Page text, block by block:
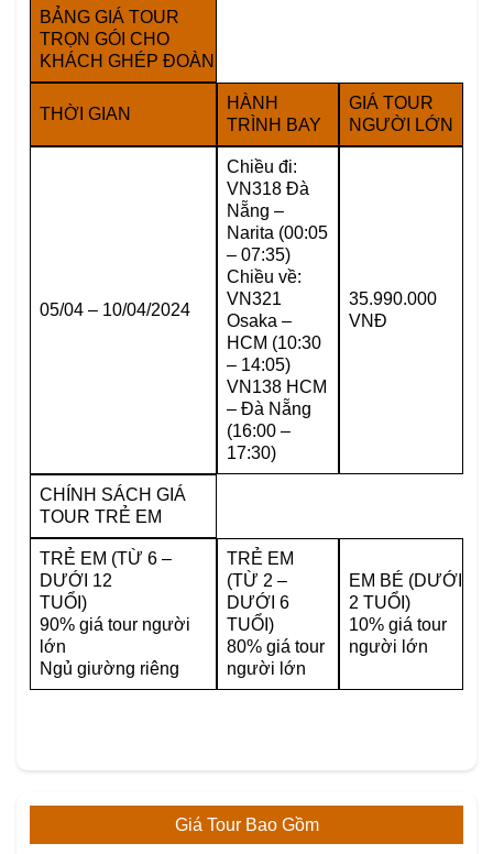
BẢNG GIÁ TOUR
TRỌN GÓI CHO
KHÁCH GHÉP ĐOÀN
THỜI GIAN
HÀNH
TRÌNH BAY
GIÁ TOUR
NGƯỜI LỚN
05/04 – 10/04/2024
Chiều đi:
VN318 Đà
Nẵng –
Narita (00:05
– 07:35)
Chiều về:
VN321
Osaka –
HCM (10:30
– 14:05)
VN138 HCM
– Đà Nẵng
(16:00 –
17:30)
35.990.000
VNĐ
CHÍNH SÁCH GIÁ
TOUR TRẺ EM
TRẺ EM (TỪ 6 –
DƯỚI 12
TUỔI)
90% giá tour người
lớn
Ngủ giường riêng
TRẺ EM
(TỪ 2 –
DƯỚI 6
TUỔI)
80% giá tour
người lớn
EM BÉ (DƯỚI
2 TUỔI)
10% giá tour
người lớn
Giá Tour Bao Gồm